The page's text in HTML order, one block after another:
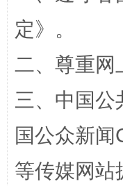
国家大学科技
定》。
二、尊重网
三、中国公
国公众新
等传媒网站